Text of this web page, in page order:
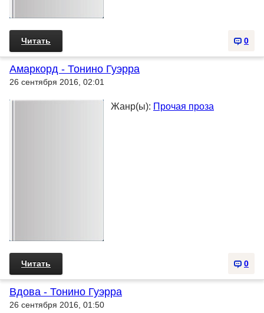
0
Читать
Амаркорд - Тонино Гуэрра
26 сентября 2016, 02:01
Жанр(ы): Прочая проза
0
Читать
Вдова - Тонино Гуэрра
26 сентября 2016, 01:50